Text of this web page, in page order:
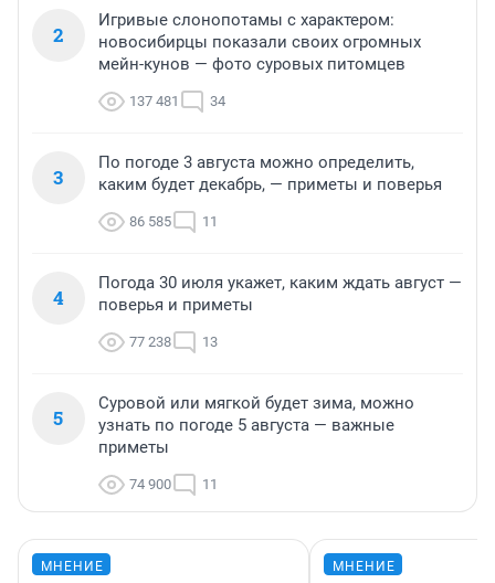
2
Игривые слонопотамы с характером:
новосибирцы показали своих огромных
мейн-кунов — фото суровых питомцев
137 481 34
3
По погоде 3 августа можно определить,
каким будет декабрь, — приметы и поверья
86 585 11
4
Погода 30 июля укажет, каким ждать август —
поверья и приметы
77 238 13
5
Суровой или мягкой будет зима, можно
узнать по погоде 5 августа — важные
приметы
74 900 11
МНЕНИЕ МНЕНИЕ